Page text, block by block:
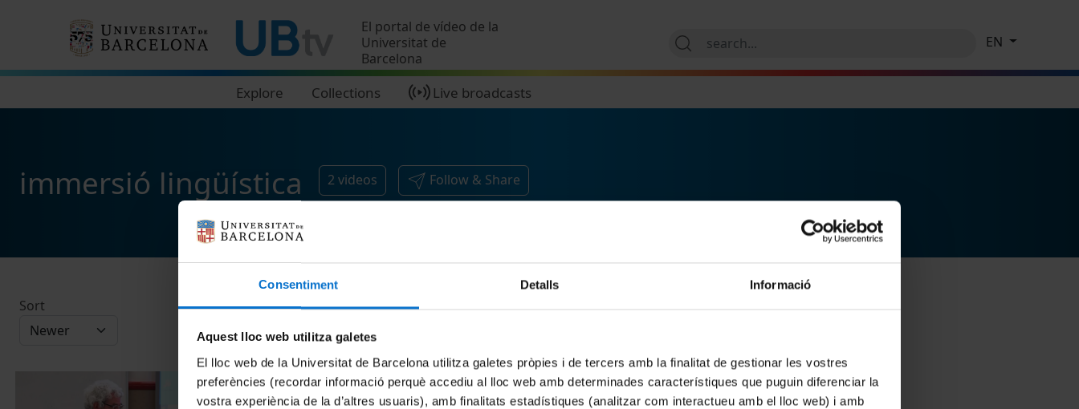
Consentiment Detalls Informació
Aquest lloc web utilitza galetes
El lloc web de la Universitat de Barcelona utilitza galetes pròpies i de tercers amb la finalitat de gestionar les vostres
preferències (recordar informació perquè accediu al lloc web amb determinades característiques que puguin diferenciar la
vostra experiència de la d’altres usuaris), amb finalitats estadístiques (analitzar com interactueu amb el lloc web) i amb
El portal de vídeo de la
Universitat de
Barcelona
Explore Collections Live broadcasts
EN
immersió lingüística 2 videos Follow & Share
Sort